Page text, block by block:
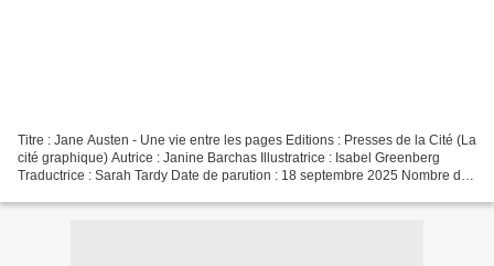
Titre : Jane Austen - Une vie entre les pages Editions : Presses de la Cité (La
cité graphique) Autrice : Janine Barchas Illustratrice : Isabel Greenberg
Traductrice : Sarah Tardy Date de parution : 18 septembre 2025 Nombre de